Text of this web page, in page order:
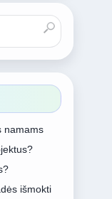
namams
išmokti